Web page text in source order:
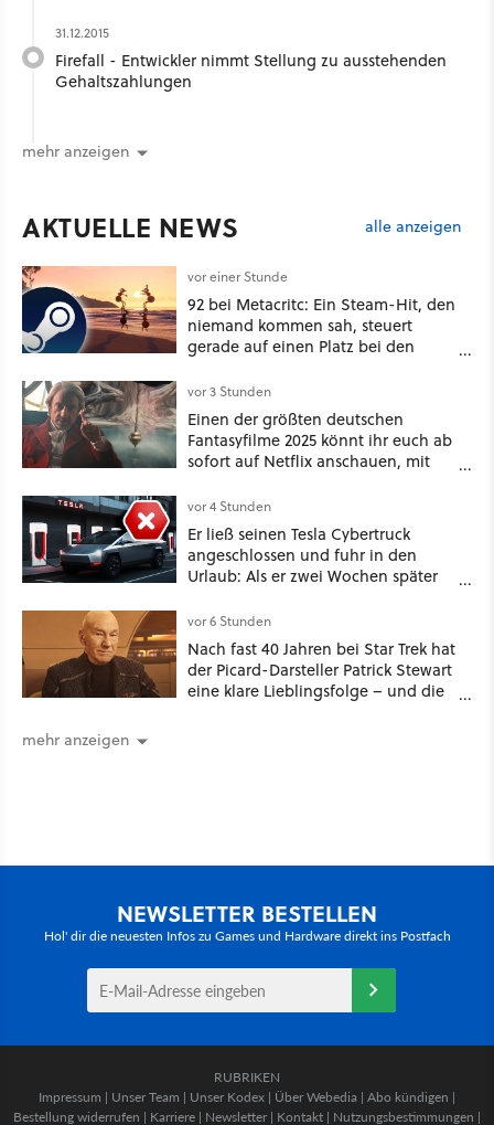
31.12.2015
Firefall - Entwickler nimmt Stellung zu ausstehenden
Gehaltszahlungen
mehr anzeigen
AKTUELLE NEWS alle anzeigen
vor einer Stunde
92 bei Metacritc: Ein Steam-Hit, den
niemand kommen sah, steuert
gerade auf einen Platz bei den
vor 3 Stunden
Einen der größten deutschen
Fantasyfilme 2025 könnt ihr euch ab
sofort auf Netflix anschauen, mit
vor 4 Stunden
Er ließ seinen Tesla Cybertruck
angeschlossen und fuhr in den
Urlaub: Als er zwei Wochen später
mehr an [Best of GameStar]
vor 6 Stunden
Nach fast 40 Jahren bei Star Trek hat
der Picard-Darsteller Patrick Stewart
eine klare Lieblingsfolge – und die
mehr anzeigen
NEWSLETTER BESTELLEN
Hol' dir die neuesten Infos zu Games und Hardware direkt ins Postfach
RUBRIKEN
Impressum | Unser Team | Unser Kodex | Über Webedia | Abo kündigen |
Bestellung widerrufen | Karriere | Newsletter | Kontakt | Nutzungsbestimmungen |